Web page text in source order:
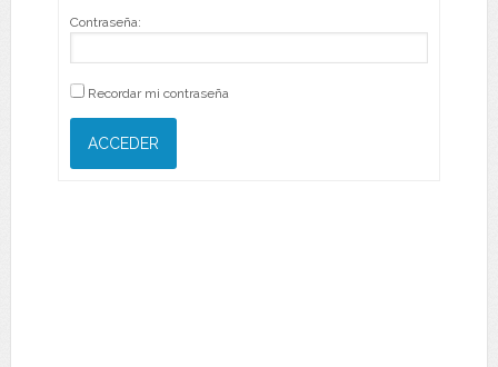
Contraseña:
Recordar mi contraseña
ACCEDER